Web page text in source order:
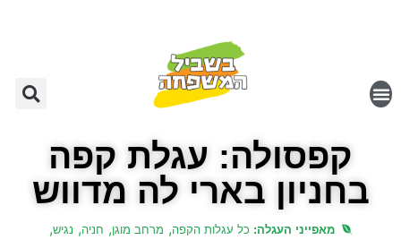
קפסולה: עגלת קפה
בחניון בארי לה מדווש
מאפייני העגלה: כל עגלות הקפה, מרחב מוגן, חניה, נגיש,